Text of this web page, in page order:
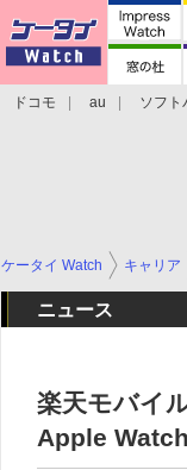
ドコモ au ソフト
ケータイ Watch キャリア
ニュース
楽天モバイ
Apple